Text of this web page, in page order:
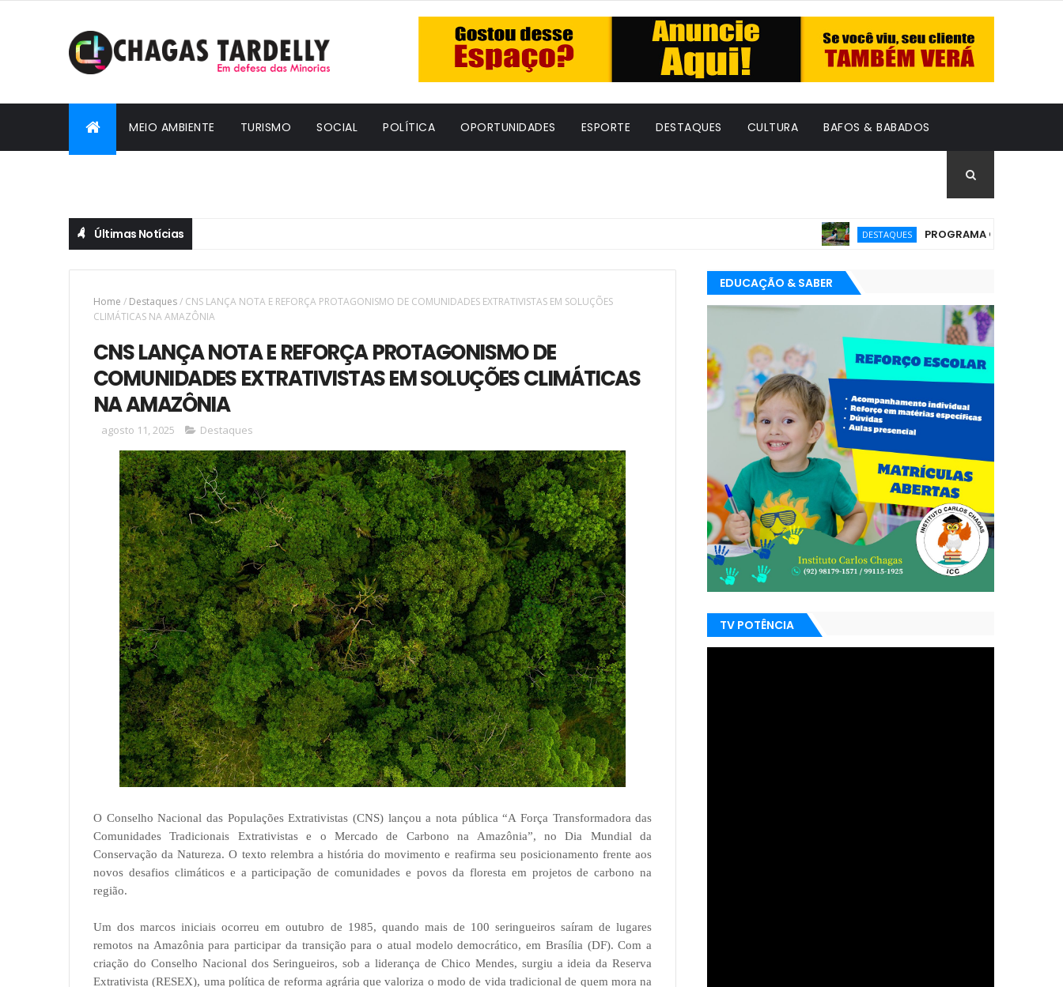
MEIO AMBIENTE TURISMO SOCIAL POLÍTICA OPORTUNIDADES ESPORTE DESTAQUES CULTURA BAFOS & BABADOS
Últimas Notícias DESTAQUES PROGRAMA GRATUITO PARA
Home / Destaques/ CNS LANÇA NOTA E REFORÇA PROTAGONISMO DE COMUNIDADES EXTRATIVISTAS EM SOLUÇÕES
CLIMÁTICAS NA AMAZÔNIA
CNS LANÇA NOTA E REFORÇA PROTAGONISMO DE
COMUNIDADES EXTRATIVISTAS EM SOLUÇÕES CLIMÁTICAS
NA AMAZÔNIA
agosto 11, 2025 Destaques
O Conselho Nacional das Populações Extrativistas (CNS) lançou a nota pública “A Força Transformadora das
Comunidades Tradicionais Extrativistas e o Mercado de Carbono na Amazônia”, no Dia Mundial da
Conservação da Natureza. O texto relembra a história do movimento e reafirma seu posicionamento frente aos
novos desafios climáticos e a participação de comunidades e povos da floresta em projetos de carbono na
região.
Um dos marcos iniciais ocorreu em outubro de 1985, quando mais de 100 seringueiros saíram de lugares
remotos na Amazônia para participar da transição para o atual modelo democrático, em Brasília (DF). Com a
criação do Conselho Nacional dos Seringueiros, sob a liderança de Chico Mendes, surgiu a ideia da Reserva
Extrativista (RESEX), uma política de reforma agrária que valoriza o modo de vida tradicional de quem mora na
EDUCAÇÃO & SABER
TV POTÊNCIA